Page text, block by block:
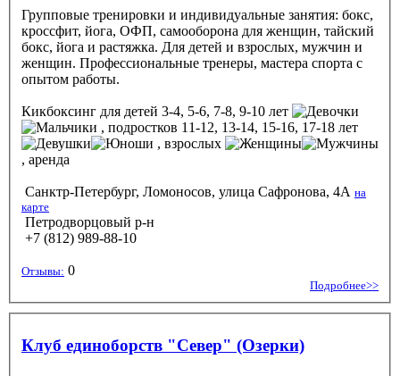
Групповые тренировки и индивидуальные занятия: бокс,
кроссфит, йога, ОФП, самооборона для женщин, тайский
бокс, йога и растяжка. Для детей и взрослых, мужчин и
женщин. Профессиональные тренеры, мастера спорта с
опытом работы.
Кикбоксинг для детей 3-4, 5-6, 7-8, 9-10 лет
, подростков 11-12, 13-14, 15-16, 17-18 лет
, взрослых
, аренда
Санктр-Петербург, Ломоносов, улица Сафронова, 4А на
карте
Петродворцовый р-н
+7 (812) 989-88-10
Отзывы: 0
Подробнее>>
Клуб единоборств "Север" (Озерки)